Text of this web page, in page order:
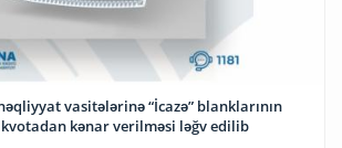
vasitələrinə “İcazə” blanklarının
kənar verilməsi ləğv edilib